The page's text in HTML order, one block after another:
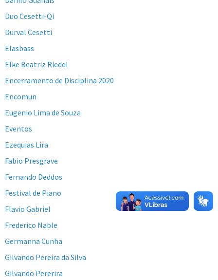
Duo Cesetti-Qi
Durval Cesetti
Elasbass
Elke Beatriz Riedel
Encerramento de Disciplina 2020
Encomun
Eugenio Lima de Souza
Eventos
Ezequias Lira
Fabio Presgrave
Fernando Deddos
Festival de Piano
Flavio Gabriel
Frederico Nable
Germanna Cunha
Gilvando Pereira da Silva
Gilvando Pererira